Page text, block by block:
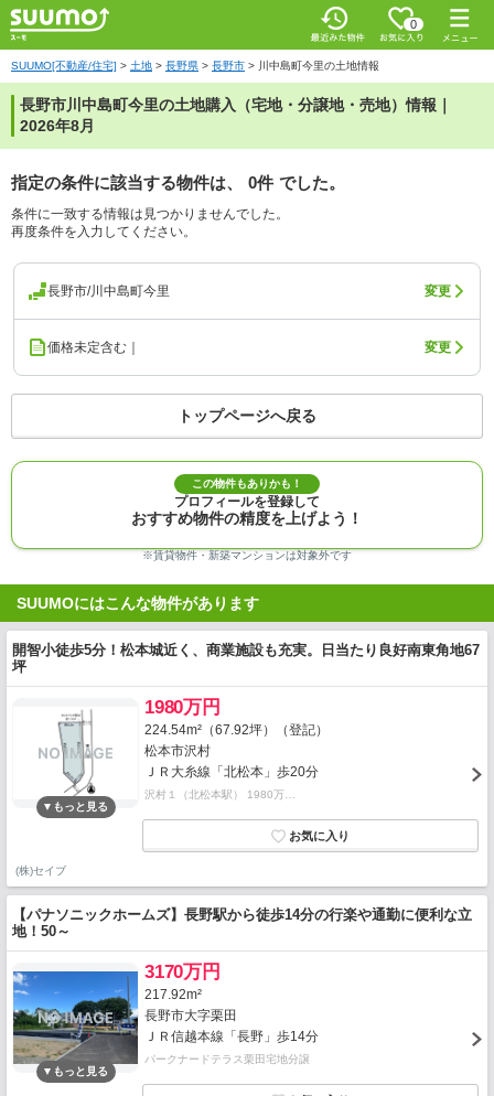
0
SUUMO[不動産/住宅] > 土地 > 長野県 > 長野市 > 川中島町今里の土地情報
長野市川中島町今里の土地購入（宅地・分譲地・売地）情報｜
2026年8月
指定の条件に該当する物件は、 0件 でした。
条件に一致する情報は見つかりませんでした。
再度条件を入力してください。
長野市/川中島町今里 変更
価格未定含む｜ 変更
トップページへ戻る
この物件もありかも！
プロフィールを登録して
おすすめ物件の精度を上げよう！
※賃貸物件・新築マンションは対象外です
SUUMOにはこんな物件があります
開智小徒歩5分！松本城近く、商業施設も充実。日当たり良好南東角地67
坪
1980万円
224.54m²（67.92坪）（登記）
松本市沢村
ＪＲ大糸線「北松本」歩20分
沢村１（北松本駅） 1980万…
(株)セイブ
【パナソニックホームズ】長野駅から徒歩14分の行楽や通勤に便利な立
地！50～
3170万円
217.92m²
長野市大字栗田
ＪＲ信越本線「長野」歩14分
パークナードテラス栗田宅地分譲